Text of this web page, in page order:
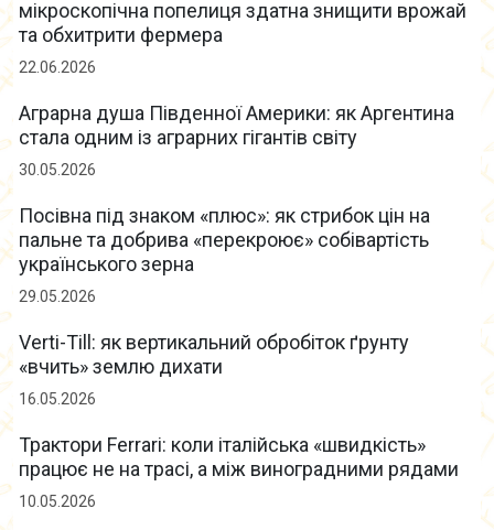
мікроскопічна попелиця здатна знищити врожай
та обхитрити фермера
22.06.2026
Аграрна душа Південної Америки: як Аргентина
стала одним із аграрних гігантів світу
30.05.2026
Посівна під знаком «плюс»: як стрибок цін на
пальне та добрива «перекроює» собівартість
українського зерна
29.05.2026
Verti-Till: як вертикальний обробіток ґрунту
«вчить» землю дихати
16.05.2026
Трактори Ferrari: коли італійська «швидкість»
працює не на трасі, а між виноградними рядами
10.05.2026